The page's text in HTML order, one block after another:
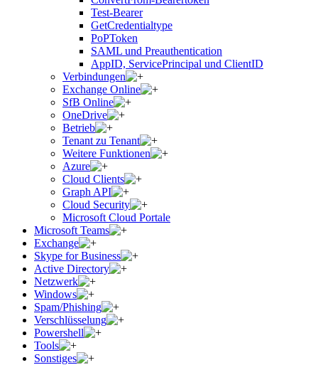
Test-Bearer
GetCredentialtype
PoPToken
SAML und Preauthentication
AppID, ServicePrincipal und ClientID
Verbindungen
Exchange Online
SfB Online
OneDrive
Betrieb
Tenant zu Tenant
Weitere Funktionen
Azure
Cloud Clients
Graph API
Cloud Security
Microsoft Cloud Portale
Microsoft Teams
Exchange
Skype for Business
Active Directory
Netzwerk
Windows
Spam/Phishing
Verschlüsselung
Powershell
Tools
Sonstiges